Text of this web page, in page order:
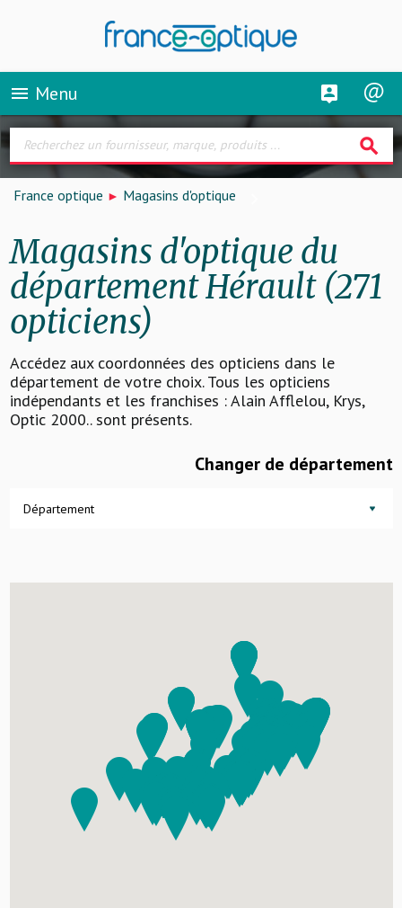
menu Menu
search
France optique Magasins d'optique
Magasins d'optique du
département Hérault (271
opticiens)
Accédez aux coordonnées des opticiens dans le
département de votre choix. Tous les opticiens
indépendants et les franchises : Alain Afflelou, Krys,
Optic 2000.. sont présents.
Changer de département
Département